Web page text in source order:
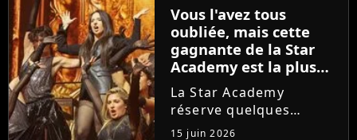
cet ancien gagnant de
l'émission...
Vous l'avez tous
oubliée, mais cette
gagnante de la Star
Academy est la plus
écoutée de l'histoire
de l'émission !
La Star Academy
réserve quelques
surprises. Cette
15 juin 2026